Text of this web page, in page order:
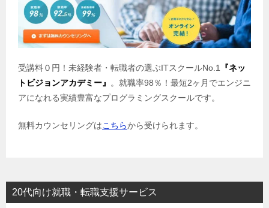
受講料０円！未経験者・転職者の選ぶITスクールNo.1
『ネッ
トビジョンアカデミー』
。就職率98％！最短2ヶ月でエンジニ
アになれる実績豊富なプログラミングスクールです。
無料カウンセリングはこちらから受けられます。
20代向け就職・転職支援サービス